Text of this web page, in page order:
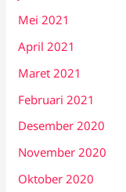
Mei 2021
April 2021
Maret 2021
Februari 2021
Desember 2020
November 2020
Oktober 2020